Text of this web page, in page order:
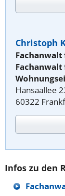
Christoph
Hansaallee
60322
Infos zu den